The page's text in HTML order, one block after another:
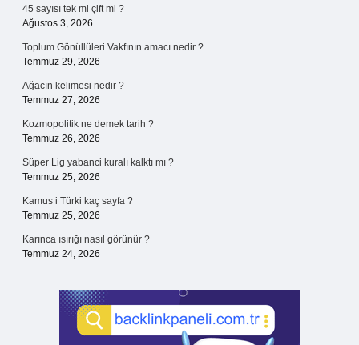
45 sayısı tek mi çift mi ?
Ağustos 3, 2026
Toplum Gönüllüleri Vakfının amacı nedir ?
Temmuz 29, 2026
Ağacın kelimesi nedir ?
Temmuz 27, 2026
Kozmopolitik ne demek tarih ?
Temmuz 26, 2026
Süper Lig yabanci kuralı kalktı mı ?
Temmuz 25, 2026
Kamus i Türki kaç sayfa ?
Temmuz 25, 2026
Karınca ısırığı nasıl görünür ?
Temmuz 24, 2026